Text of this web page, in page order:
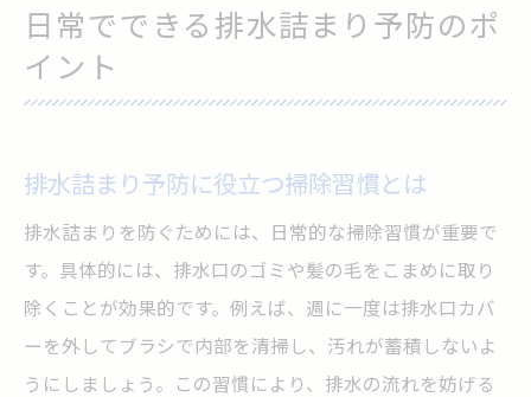
日常でできる排水詰まり予防のポ
イント
排水詰まり予防に役立つ掃除習慣とは
排水詰まりを防ぐためには、日常的な掃除習慣が重要で
す。具体的には、排水口のゴミや髪の毛をこまめに取り
除くことが効果的です。例えば、週に一度は排水口カバ
ーを外してブラシで内部を清掃し、汚れが蓄積しないよ
うにしましょう。この習慣により、排水の流れを妨げる